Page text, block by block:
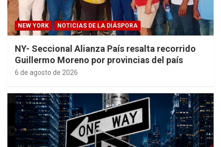
NEW YORK NOTICIAS DE LA DIÁSPORA
NY- Seccional Alianza País resalta recorrido
Guillermo Moreno por provincias del país
6 de agosto de 2026